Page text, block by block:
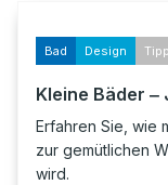
Bad Design
Kleine Bäder
Erfahren Sie, wie
zur gemütlichen
wird.